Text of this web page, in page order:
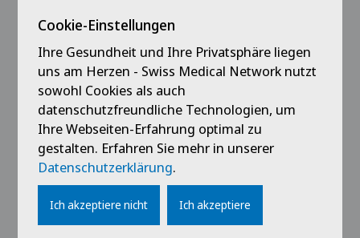
Ausbildung
2004
Promotion zum Doktor der Medizin, Universität
Zürich
1996 - 2002
Cookie-Einstellungen
Ihre Gesundheit und Ihre Privatsphäre liegen
uns am Herzen - Swiss Medical Network nutzt
sowohl Cookies als auch
datenschutzfreundliche Technologien, um
Ihre Webseiten-Erfahrung optimal zu
gestalten. Erfahren Sie mehr in unserer
Datenschutzerklärung.
Ich akzeptiere nicht Ich akzeptiere